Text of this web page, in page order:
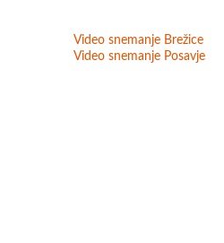
Video snemanje Brežice
Video snemanje Posavje